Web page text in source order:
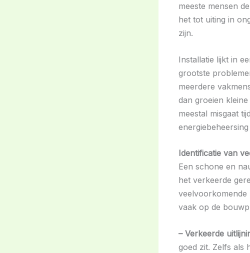
meeste mensen
het tot uiting in
zijn.
Installatie lijkt in
grootste
meerdere
dan groeien
meestal misgaat
Identificatie van
Een schone en
het verkeerde
vaak op de
– Verkeerde
goed zit. Zelfs als